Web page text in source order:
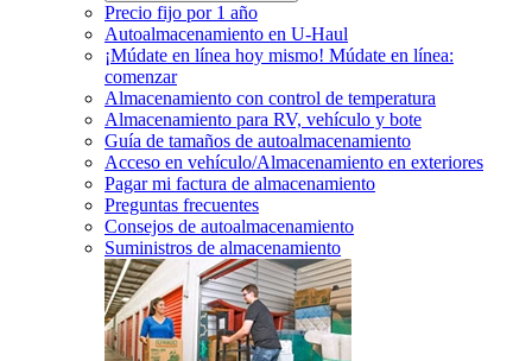
Precio fijo por 1 año
Autoalmacenamiento en U-Haul
¡Múdate en línea hoy mismo! Múdate en línea:
comenzar
Almacenamiento con control de temperatura
Almacenamiento para RV, vehículo y bote
Guía de tamaños de autoalmacenamiento
Acceso en vehículo/Almacenamiento en exteriores
Pagar mi factura de almacenamiento
Preguntas frecuentes
Consejos de autoalmacenamiento
Suministros de almacenamiento